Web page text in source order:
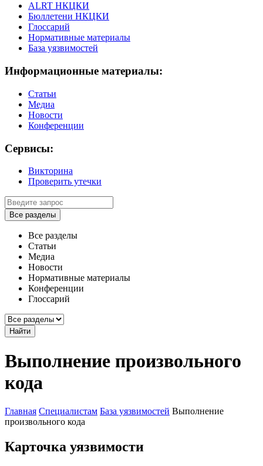
ALRT НКЦКИ
Бюллетени НКЦКИ
Глоссарий
Нормативные материалы
База уязвимостей
Информационные материалы:
Статьи
Медиа
Новости
Конференции
Сервисы:
Викторина
Проверить утечки
Все разделы
Все разделы
Статьи
Медиа
Новости
Нормативные материалы
Конференции
Глоссарий
Найти
Выполнение произвольного
кода
Главная Специалистам База уязвимостей Выполнение
произвольного кода
Карточка уязвимости